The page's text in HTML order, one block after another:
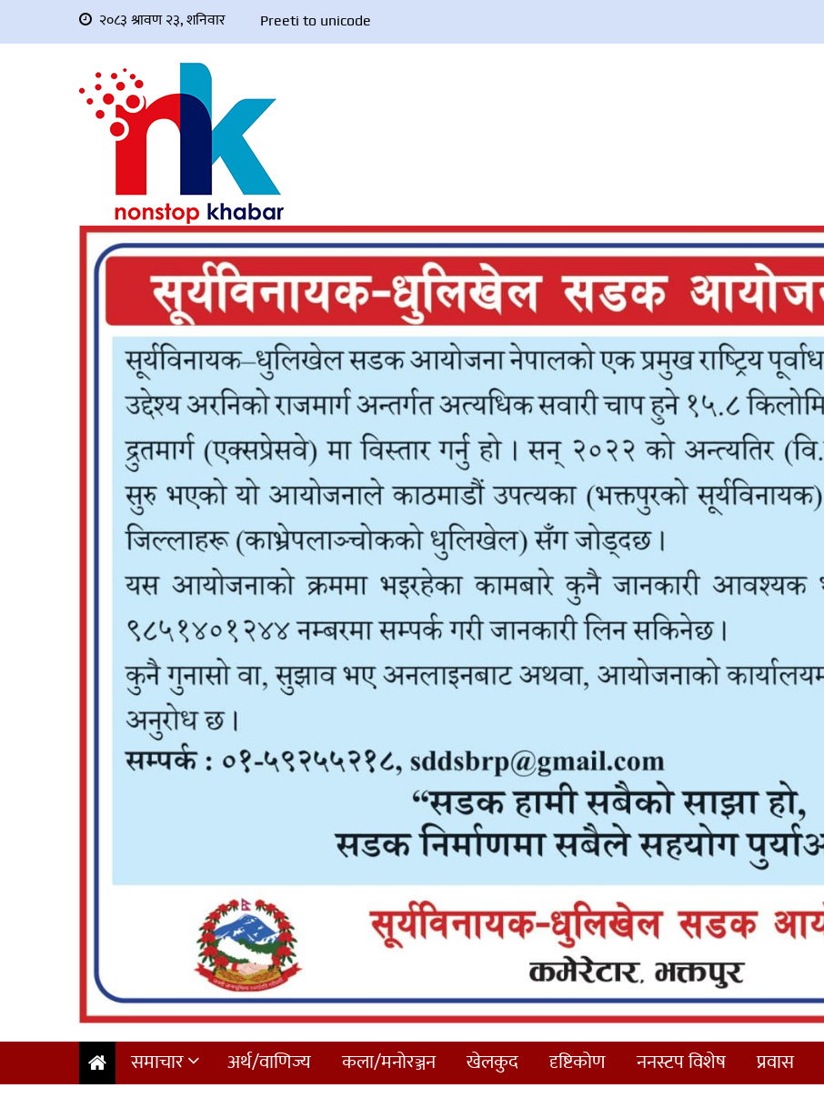
२०८३ श्रावण २३, शनिवार Preeti to unicode
समाचार अर्थ/वाणिज्य कला/मनोरञ्जन खेलकुद दृष्टिकोण ननस्टप विशेष प्रवास